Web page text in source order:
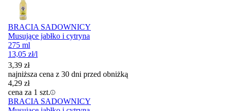
BRACIA SADOWNICY
Musujące jabłko i cytryna
275 ml
13,05 zł/l
3,39 zł
najniższa cena z 30 dni przed obniżką
4,29 zł
cena za 1 szt.
BRACIA SADOWNICY